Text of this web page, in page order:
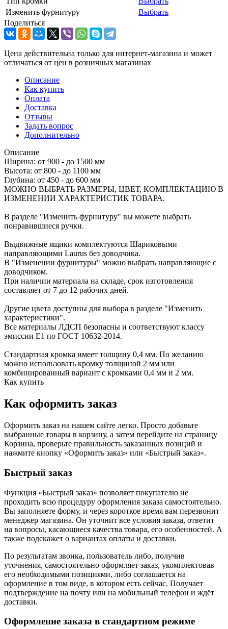
Изменить фурнитуру
Выбрать
Поделиться
Цена действительна только для интернет-магазина и может
отличаться от цен в розничных магазинах
Описание
Как купить
Оплата
Доставка
Отзывы
Задать вопрос
Дополнительно
Описание
Ширина: от 900 - до 1500 мм
Высота: от 800 - до 1100 мм
Глубина: от 450 - до 600 мм
МОЖНО ВЫБРАТЬ РАЗМЕРЫ, ЦВЕТ, КОМПЛЕКТАЦИЮ В
ИЗМЕНЕНИИ ХАРАКТЕРИСТИК ТОВАРА.
В разделе "Изменить фурнитуру" вы можете выбрать
понравившиеся ручки.
Выдвижные ящики комплектуются Шариковыми
направляющими Laurus без доводчика.
В "Изменении фурнитуры" можно выбрать направляющие с
доводчиком.
При наличии материала на складе, срок изготовления
составляет от 7 до 12 рабочих дней.
Другие цвета доступны для выбора в разделе "Изменить
характеристики".
Все материалы ЛДСП безопасны и соответствуют классу
эмиссии Е1 по ГОСТ 10632-2014.
Стандартная кромка имеет толщину 0,4 мм. По желанию
можно использовать кромку толщиной 2 мм или
комбинированный вариант с кромками 0,4 мм и 2 мм.
Как купить
Как оформить заказ
Оформить заказ на нашем сайте легко. Просто добавьте
выбранные товары в корзину, а затем перейдите на страницу
Корзина, проверьте правильность заказанных позиций и
нажмите кнопку «Оформить заказ» или «Быстрый заказ».
Быстрый заказ
Функция «Быстрый заказ» позволяет покупателю не
проходить всю процедуру оформления заказа самостоятельно.
Вы заполняете форму, и через короткое время вам перезвонит
менеджер магазина. Он уточнит все условия заказа, ответит
на вопросы, касающиеся качества товара, его особенностей. А
также подскажет о вариантах оплаты и доставки.
По результатам звонка, пользователь либо, получив
уточнения, самостоятельно оформляет заказ, укомплектовав
его необходимыми позициями, либо соглашается на
оформление в том виде, в котором есть сейчас. Получает
подтверждение на почту или на мобильный телефон и ждёт
доставки.
Оформление заказа в стандартном режиме